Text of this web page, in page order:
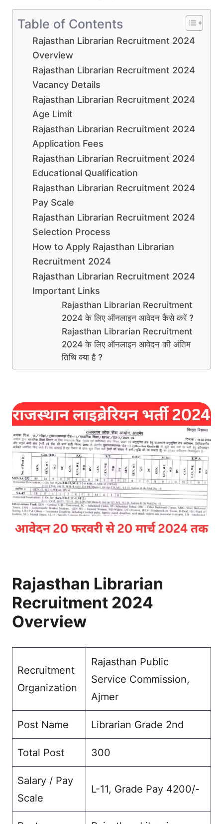
Table of Contents
Rajasthan Librarian Recruitment 2024
Overview
Rajasthan Librarian Recruitment 2024
Vacancy Details
Rajasthan Librarian Recruitment 2024
Age Limit
Rajasthan Librarian Recruitment 2024
Application Fees
Rajasthan Librarian Recruitment 2024
Educational Qualification
Rajasthan Librarian Recruitment 2024
Pay Scale
Rajasthan Librarian Recruitment 2024
Selection Process
How to Apply Rajasthan Librarian
Recruitment 2024
Rajasthan Librarian Recruitment 2024
Important Links
Rajasthan Librarian Recruitment
2024 के लिए ऑनलाइन आवेदन कैसे करें ?
Rajasthan Librarian Recruitment
2024 के लिए ऑनलाइन आवेदन की अंतिम
तिथि क्या है ?
Rajasthan Librarian
Recruitment 2024
Overview
Recruitment
Organization
Rajasthan Public
Service Commission,
Ajmer
Post Name Librarian Grade 2nd
Total Post 300
Salary / Pay
Scale
L-11, Grade Pay 4200/-